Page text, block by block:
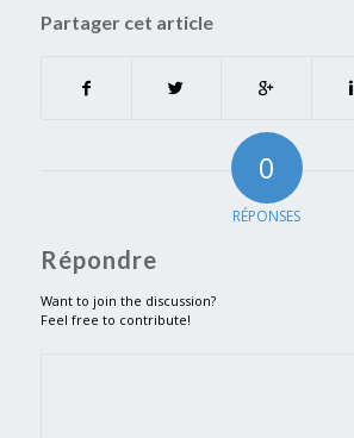
Partager cet article
0
RÉPONSES
Répondre
Want to join the discussion?
Feel free to contribute!